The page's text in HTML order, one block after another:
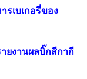
รเบเกอรี่ของ
ยงานผลบิ๊กสีกากี